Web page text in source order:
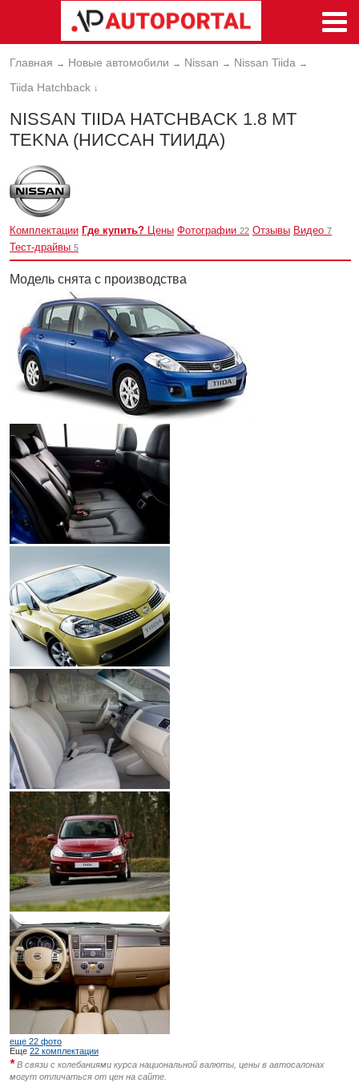
Главная → Новые автомобили → Nissan → Nissan Tiida →
Tiida Hatchback ↓
NISSAN TIIDA HATCHBACK 1.8 MT
TEKNA (НИССАН ТИИДА)
Комплектации Где купить? Цены Фотографии 22 Отзывы Видео 7
Тест-драйвы 5
Модель снята с производства
еще 22 фото
Еще 22 комплектации
*В связи с колебаниями курса национальной валюты, цены в автосалонах
могут отличаться от цен на сайте.